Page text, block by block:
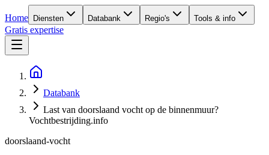
Home Diensten Databank Regio's Tools & info
Gratis expertise
Databank
Last van doorslaand vocht op de binnenmuur?
Vochtbestrijding.info
doorslaand-vocht